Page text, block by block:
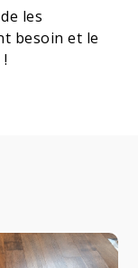
les
besoin et le